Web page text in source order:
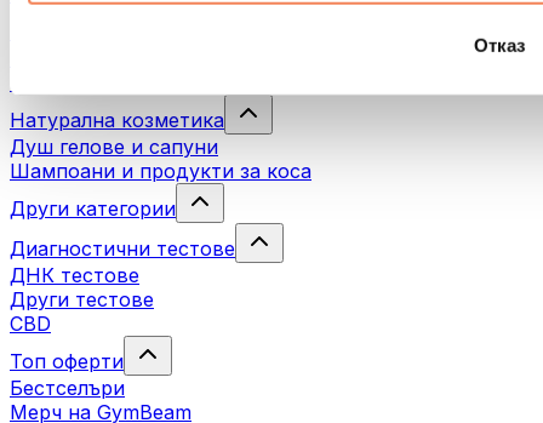
Отказ
Натурална козметика
Душ гелове и сапуни
Шампоани и продукти за коса
Други категории
Диагностични тестове
ДНК тестове
Други тестове
CBD
Топ оферти
Бестселъри
Мерч на GymBeam